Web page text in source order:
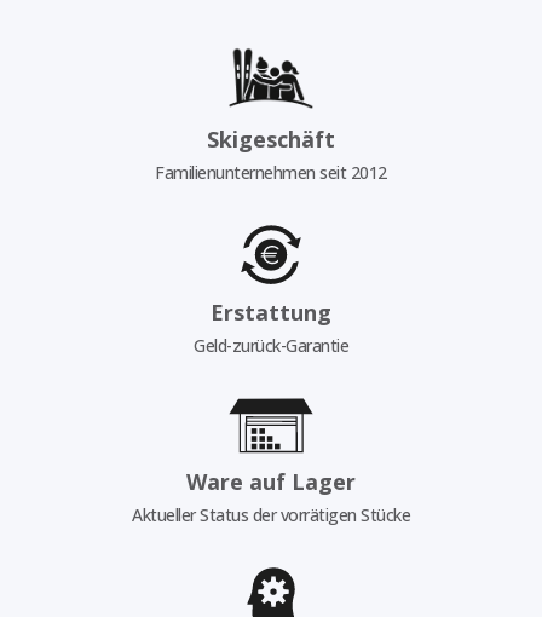
Skigeschäft
Familienunternehmen seit 2012
Erstattung
Geld-zurück-Garantie
Ware auf Lager
Aktueller Status der vorrätigen Stücke